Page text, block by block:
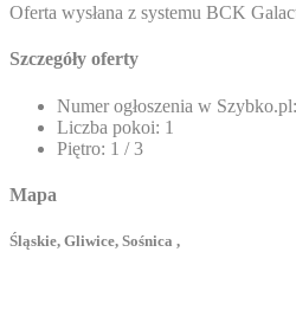
Oferta wysłana z systemu BCK
Szczegóły oferty
Numer ogłoszenia w Szybko.pl:
Liczba pokoi: 1
Piętro: 1 / 3
Mapa
Śląskie, Gliwice, Sośnica ,